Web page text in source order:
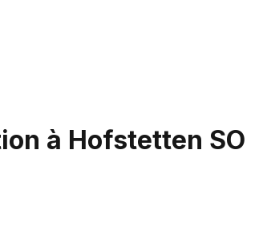
à Hofstetten SO